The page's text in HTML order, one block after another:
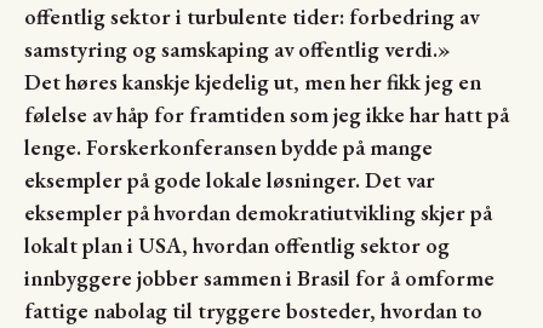
offentlig sektor i turbulente tider: forbedring av
samstyring og samskaping av offentlig verdi.»
Det høres kanskje kjedelig ut, men her fikk jeg en
følelse av håp for framtiden som jeg ikke har hatt på
lenge. Forskerkonferansen bydde på mange
eksempler på gode lokale løsninger. Det var
eksempler på hvordan demokratiutvikling skjer på
lokalt plan i USA, hvordan offentlig sektor og
innbyggere jobber sammen i Brasil for å omforme
fattige nabolag til tryggere bosteder, hvordan to